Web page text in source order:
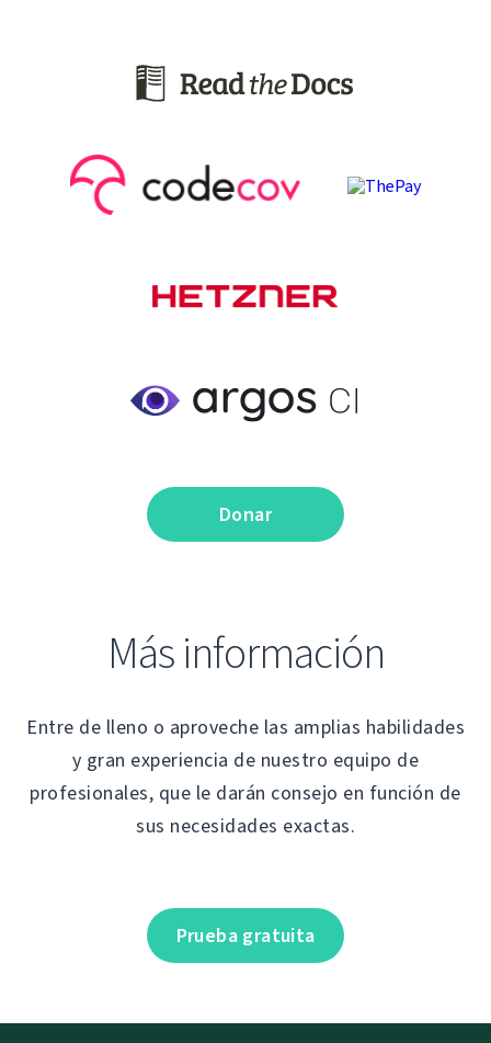
Donar
Más información
Entre de lleno o aproveche las amplias habilidades
y gran experiencia de nuestro equipo de
profesionales, que le darán consejo en función de
sus necesidades exactas.
Prueba gratuita